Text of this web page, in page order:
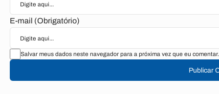
E-mail (Obrigatório)
Salvar meus dados neste navegador para a próxima vez que eu comentar.
Publicar